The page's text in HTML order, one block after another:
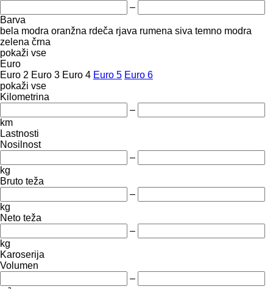
–
Barva
bela modra oranžna rdeča rjava rumena siva temno modra
zelena črna
pokaži vse
Euro
Euro 2 Euro 3 Euro 4 Euro 5 Euro 6
pokaži vse
Kilometrina
–
km
Lastnosti
Nosilnost
–
kg
Bruto teža
–
kg
Neto teža
–
kg
Karoserija
Volumen
–